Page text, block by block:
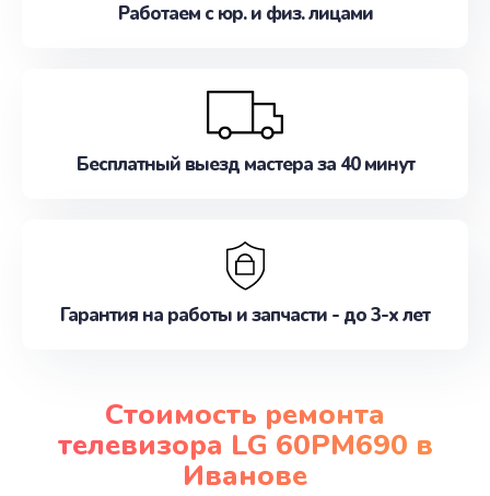
Работаем с юр. и физ. лицами
Бесплатный выезд мастера за 40 минут
Гарантия на работы и запчасти - до 3-х лет
Стоимость ремонта
телевизора LG 60PM690 в
Иванове